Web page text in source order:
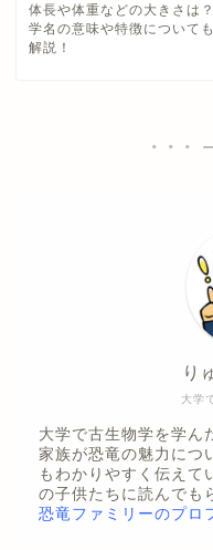
体長や体重などの大きさは？
学名の意味や特徴についても
解説！
大学
り
大学で古生物学を学ん
家族が恐竜の魅力につ
もわかりやすく伝えて
の子供たちに読んでも
恐竜ファミリーのプロ